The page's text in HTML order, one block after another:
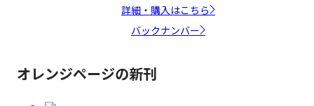
詳細・購入はこちら
バックナンバー
オレンジページの新刊